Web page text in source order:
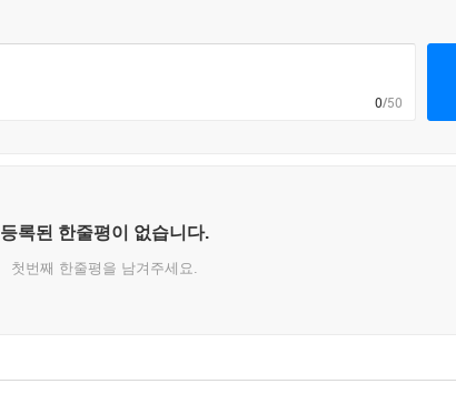
0/50
등록된 한줄평이 없습니다.
첫번째 한줄평을 남겨주세요.